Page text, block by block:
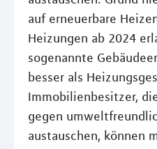
auf erneuerbare
Heizungen ab 2024
sogenannte
besser als
Immobilienbesitzer,
gegen
austauschen, können